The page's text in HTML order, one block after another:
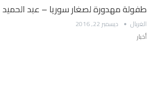
طفولة مهدورة لصغار سوريا – عبد
الغربال
ديسمبر 22, 2016
أخبار